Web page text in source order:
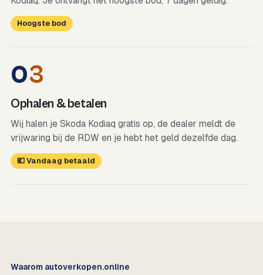
Hoogste bod
03
Ophalen & betalen
Wij halen je Skoda Kodiaq gratis op, de dealer meldt de
vrijwaring bij de RDW en je hebt het geld dezelfde dag.
💶 Vandaag betaald
Waarom autoverkopen.online